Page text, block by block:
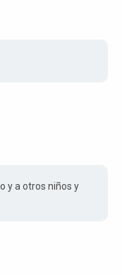
y a otros niños y